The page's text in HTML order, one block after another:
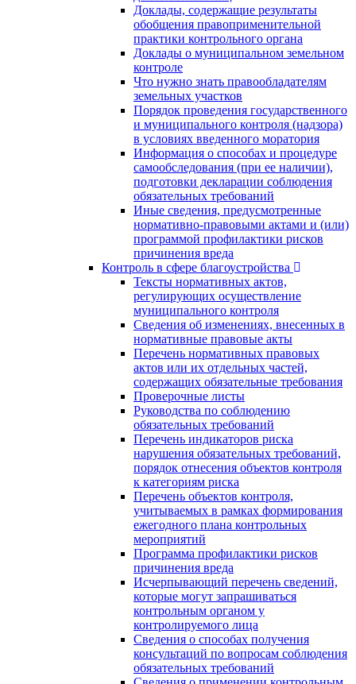
Доклады, содержащие результаты
обобщения правоприменительной
практики контрольного органа
Доклады о муниципальном земельном
контроле
Что нужно знать правообладателям
земельных участков
Порядок проведения государственного
и муниципального контроля (надзора)
в условиях введенного моратория
Информация о способах и процедуре
самообследования (при ее наличии),
подготовки декларации соблюдения
обязательных требований
Иные сведения, предусмотренные
нормативно-правовыми актами и (или)
программой профилактики рисков
причинения вреда
Контроль в сфере благоустройства
Тексты нормативных актов,
регулирующих осуществление
муниципального контроля
Сведения об изменениях, внесенных в
нормативные правовые акты
Перечень нормативных правовых
актов или их отдельных частей,
содержащих обязательные требования
Проверочные листы
Руководства по соблюдению
обязательных требований
Перечень индикаторов риска
нарушения обязательных требований,
порядок отнесения объектов контроля
к категориям риска
Перечень объектов контроля,
учитываемых в рамках формирования
ежегодного плана контрольных
мероприятий
Программа профилактики рисков
причинения вреда
Исчерпывающий перечень сведений,
которые могут запрашиваться
контрольным органом у
контролируемого лица
Сведения о способах получения
консультаций по вопросам соблюдения
обязательных требований